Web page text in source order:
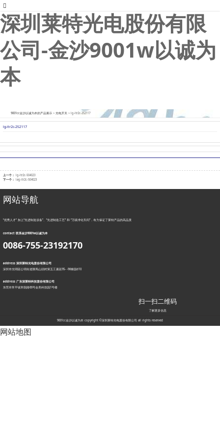
深圳莱特光电股份有限
公司-金沙9001w以诚为
本
本
9001cc金沙以诚为本的产品展示 > 光电开关 > lg-itr2c-252117
lg-itr2c-252117
上一个：
lg-itr2c-504023
下一个：
lag-itr2c-504023
网站导航
“优秀人才" 加上“先进制造设备”、“先进制造工艺” 和 “万级净化车间”，有力保证了莱特产品的高品质
contact 联系金沙9001w以诚为本
0086-755-23192170
address 深圳莱特光电股份有限公司
深圳市光明區公明街道辦馬山頭村第五工素區95- -96棟园d10
address 广东深莱特科技股份有限公司
东莞市常平镇常朗路66号金美科技园1号楼
扫一扫二维码
了解更多信息
9001cc金沙以诚为本 copyright ©深圳莱特光电股份有限公司 all rights reserved
网站地图